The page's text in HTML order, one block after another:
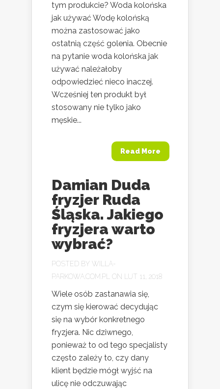
tym produkcie? Woda kolońska
jak używać Wodę kolońską
można zastosować jako
ostatnią część golenia. Obecnie
na pytanie woda kolońska jak
używać należałoby
odpowiedzieć nieco inaczej.
Wcześniej ten produkt był
stosowany nie tylko jako
męskie...
Read More
Damian Duda
fryzjer Ruda
Śląska. Jakiego
fryzjera warto
wybrać?
POSTED BY WILLA-
PARKOWA.COM.PL
ON LUT 11, 2018
Wiele osób zastanawia się,
czym się kierować decydując
się na wybór konkretnego
fryzjera. Nic dziwnego,
ponieważ to od tego specjalisty
często zależy to, czy dany
klient będzie mógł wyjść na
ulicę nie odczuwając